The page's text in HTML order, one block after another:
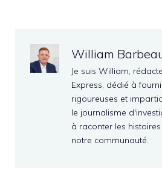
William
Je suis William,
Express, dédié à
rigoureuses et
le journalisme
à raconter les
notre communauté.